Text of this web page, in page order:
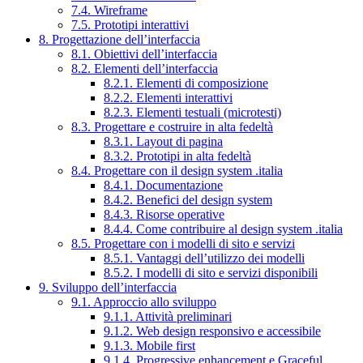
7.4. Wireframe
7.5. Prototipi interattivi
8. Progettazione dell’interfaccia
8.1. Obiettivi dell’interfaccia
8.2. Elementi dell’interfaccia
8.2.1. Elementi di composizione
8.2.2. Elementi interattivi
8.2.3. Elementi testuali (microtesti)
8.3. Progettare e costruire in alta fedeltà
8.3.1. Layout di pagina
8.3.2. Prototipi in alta fedeltà
8.4. Progettare con il design system .italia
8.4.1. Documentazione
8.4.2. Benefici del design system
8.4.3. Risorse operative
8.4.4. Come contribuire al design system .italia
8.5. Progettare con i modelli di sito e servizi
8.5.1. Vantaggi dell’utilizzo dei modelli
8.5.2. I modelli di sito e servizi disponibili
9. Sviluppo dell’interfaccia
9.1. Approccio allo sviluppo
9.1.1. Attività preliminari
9.1.2. Web design responsivo e accessibile
9.1.3. Mobile first
9.1.4. Progressive enhancement e Graceful